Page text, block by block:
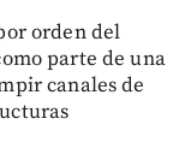
orden del
parte de una
canales de